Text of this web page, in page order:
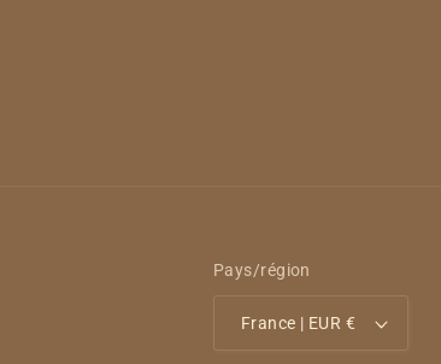
Pays/région
France | EUR €